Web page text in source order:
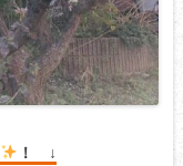
！ ↓